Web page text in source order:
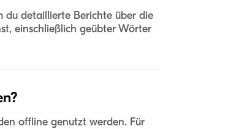
du detaillierte Berichte über die
einschließlich geübter Wörter
offline genutzt werden. Für